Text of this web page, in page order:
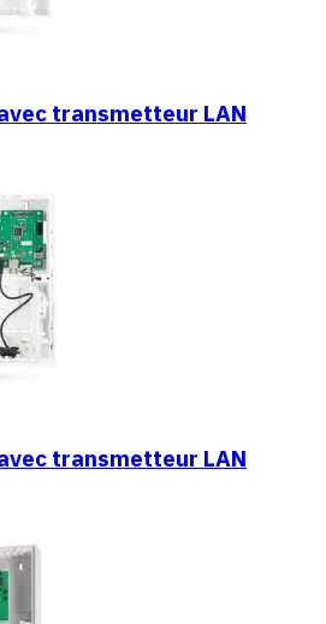
transmetteur LAN
transmetteur LAN